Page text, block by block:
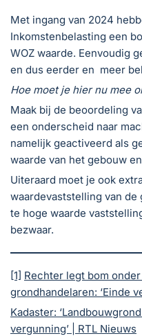
Met ingang van 2024
Inkomstenbelasting een
WOZ waarde. Eenvoudig
en dus eerder en meer
Hoe moet je hier nu mee
Maak bij de beoordeling
een onderscheid naar
namelijk geactiveerd als
waarde van het gebouw
Uiteraard moet je ook
waardevaststelling van
te hoge waarde
bezwaar.
[1] Rechter legt bom
grondhandelaren: ‘Einde
Kadaster:
vergunning’ | RTL Nieuws